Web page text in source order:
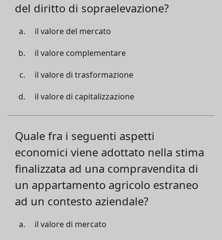
del diritto di sopraelevazione?
il valore del mercato
il valore complementare
il valore di trasformazione
il valore di capitalizzazione
Quale fra i seguenti aspetti
economici viene adottato nella stima
finalizzata ad una compravendita di
un appartamento agricolo estraneo
ad un contesto aziendale?
il valore di mercato